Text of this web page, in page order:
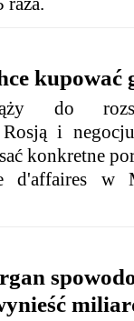
kupować
do
Rosją i
konkretne
d'affaires w